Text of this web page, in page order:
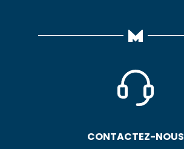
CONTACTEZ-NOUS